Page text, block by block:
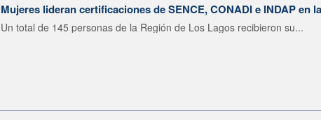
Mujeres lideran certificaciones de SENCE, CONADI e INDAP en
Un total de 145 personas de la Región de Los Lagos recibieron su...